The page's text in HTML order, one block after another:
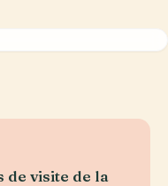
de visite de la